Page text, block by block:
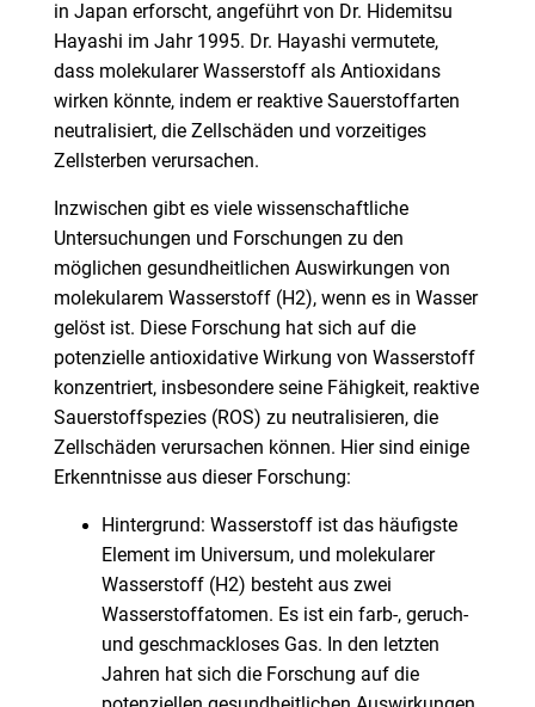
in Japan erforscht, angeführt von Dr. Hidemitsu
Hayashi im Jahr 1995. Dr. Hayashi vermutete,
dass molekularer Wasserstoff als Antioxidans
wirken könnte, indem er reaktive Sauerstoffarten
neutralisiert, die Zellschäden und vorzeitiges
Zellsterben verursachen.
Inzwischen gibt es viele wissenschaftliche
Untersuchungen und Forschungen zu den
möglichen gesundheitlichen Auswirkungen von
molekularem Wasserstoff (H2), wenn es in Wasser
gelöst ist. Diese Forschung hat sich auf die
potenzielle antioxidative Wirkung von Wasserstoff
konzentriert, insbesondere seine Fähigkeit, reaktive
Sauerstoffspezies (ROS) zu neutralisieren, die
Zellschäden verursachen können. Hier sind einige
Erkenntnisse aus dieser Forschung:
Hintergrund: Wasserstoff ist das häufigste
Element im Universum, und molekularer
Wasserstoff (H2) besteht aus zwei
Wasserstoffatomen. Es ist ein farb-, geruch-
und geschmackloses Gas. In den letzten
Jahren hat sich die Forschung auf die